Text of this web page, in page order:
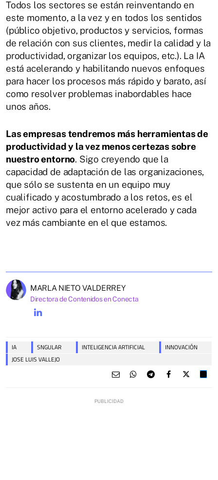
Todos los sectores se están reinventando en
este momento, a la vez y en todos los sentidos
(público objetivo, productos y servicios, formas
de relación con sus clientes, medir la calidad y la
productividad, organizar los equipos, etc.). La IA
está acelerando y habilitando nuevos enfoques
para hacer los procesos más rápido y barato, así
como resolver problemas inabordables hace
unos años.
Las empresas tendremos más herramientas de
productividad y la vez menos certezas sobre
nuestro entorno. Sigo creyendo que la
capacidad de adaptación de las organizaciones,
que sólo se sustenta en un equipo muy
cualificado y acostumbrado a los retos, es el
mejor activo para el entorno acelerado y cada
vez más cambiante en el que estamos.
MARLA NIETO VALDERREY
Directora de Contenidos en Conecta
IA SNGULAR INTELIGENCIA ARTIFICIAL
INNOVACIÓN
JOSE LUIS VALLEJO